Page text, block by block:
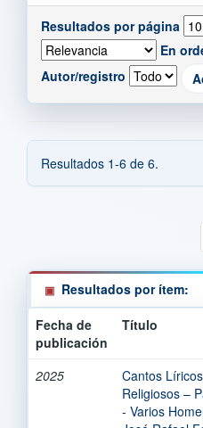
Resultados por página
En
Autor/registro
Resultados 1-6 de 6.
Resultados por ítem:
Fecha de
publicación
Título
2025
Cantos
Religiosos –
- Varios